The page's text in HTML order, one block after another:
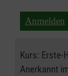
Anmelden
Kurs: Erste-
Anerkannt